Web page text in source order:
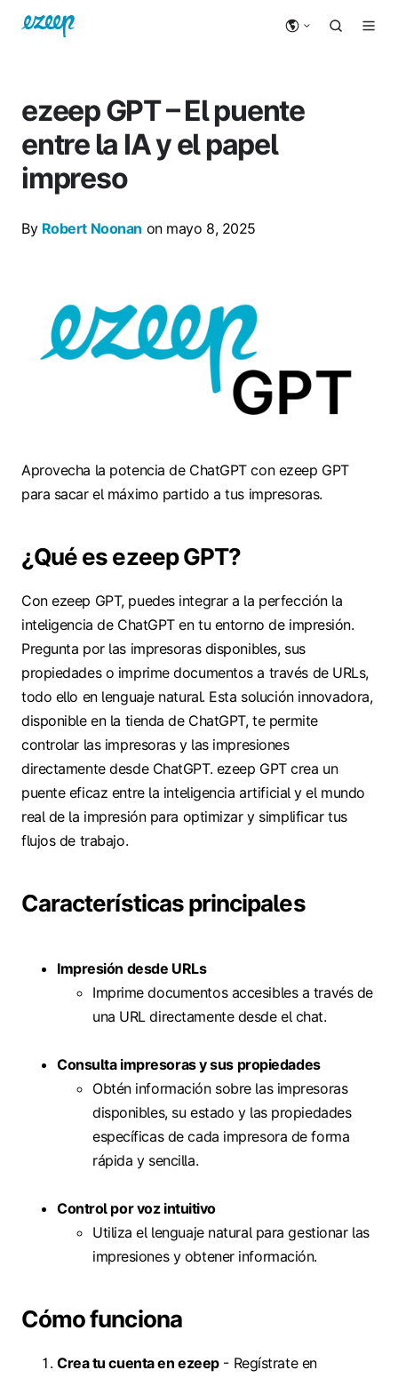
ezeep GPT – El puente
entre la IA y el papel
impreso
By Robert Noonan on mayo 8, 2025
Aprovecha la potencia de ChatGPT con ezeep GPT
para sacar el máximo partido a tus impresoras.
¿Qué es ezeep GPT?
Con ezeep GPT, puedes integrar a la perfección la
inteligencia de ChatGPT en tu entorno de impresión.
Pregunta por las impresoras disponibles, sus
propiedades o imprime documentos a través de URLs,
todo ello en lenguaje natural. Esta solución innovadora,
disponible en la tienda de ChatGPT, te permite
controlar las impresoras y las impresiones
directamente desde ChatGPT. ezeep GPT crea un
puente eficaz entre la inteligencia artificial y el mundo
real de la impresión para optimizar y simplificar tus
flujos de trabajo.
Características principales
Impresión desde URLs
Imprime documentos accesibles a través de
una URL directamente desde el chat.
Consulta impresoras y sus propiedades
Obtén información sobre las impresoras
disponibles, su estado y las propiedades
específicas de cada impresora de forma
rápida y sencilla.
Control por voz intuitivo
Utiliza el lenguaje natural para gestionar las
impresiones y obtener información.
Cómo funciona
Crea tu cuenta en ezeep- Regístrate en